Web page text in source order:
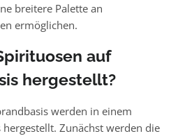
breitere Palette an
ermöglichen.
auf
hergestellt?
werden in einem
Zunächst werden die